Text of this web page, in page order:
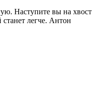
Наступите вы на хвост
легче. Антон